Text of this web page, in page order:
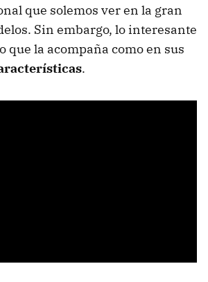
que solemos ver en la gran
Sin embargo, lo interesante
que la acompaña como en sus
.